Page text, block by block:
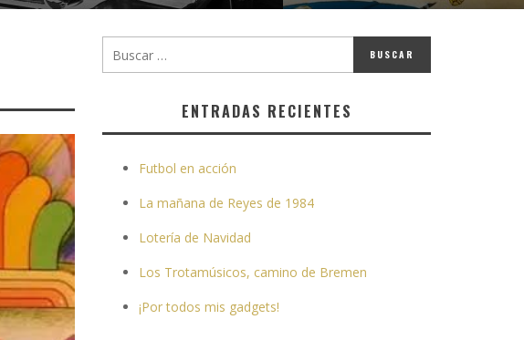
ENTRADAS RECIENTES
Futbol en acción
La mañana de Reyes de 1984
Lotería de Navidad
Los Trotamúsicos, camino de Bremen
¡Por todos mis gadgets!